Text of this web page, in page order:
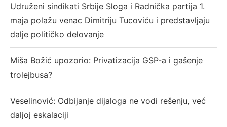
Udruženi sindikati Srbije Sloga i Radnička partija 1.
maja polažu venac Dimitriju Tucoviću i predstavljaju
dalje političko delovanje
Miša Božić upozorio: Privatizacija GSP-a i gašenje
trolejbusa?
Veselinović: Odbijanje dijaloga ne vodi rešenju, već
daljoj eskalaciji